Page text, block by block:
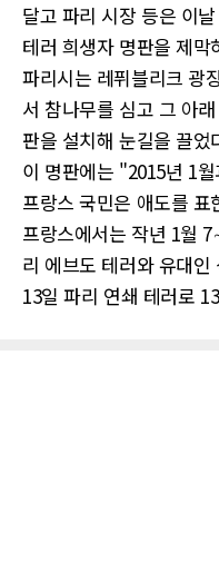
달고 파리 시장 등은 이
테러 희생자 명판을 제막
파리시는 레퓌블리크 광
서 참나무를 심고 그 아
판을 설치해 눈길을 끌었
이 명판에는 "2015년 1
프랑스 국민은 애도를
프랑스에서는 작년 1월
리 에브도 테러와 유대
13일 파리 연쇄 테러로